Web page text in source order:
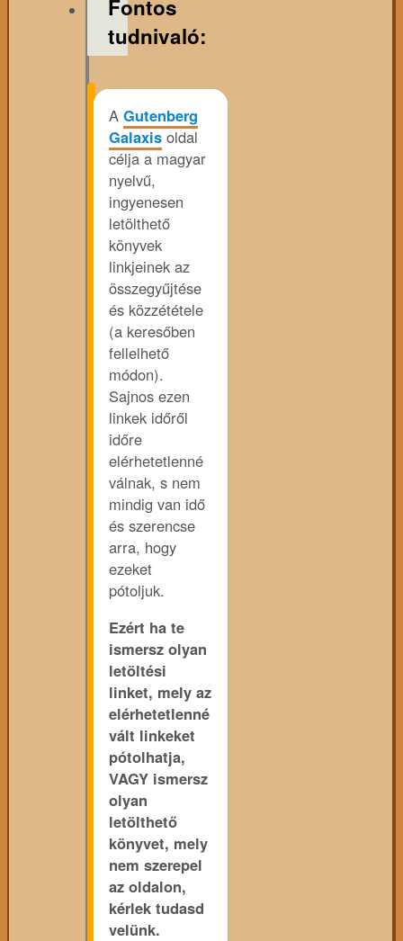
Fontos
tudnivaló:
A Gutenberg
Galaxis oldal
célja a magyar
nyelvű,
ingyenesen
letölthető
könyvek
linkjeinek az
összegyűjtése
és közzététele
(a keresőben
fellelhető
módon).
Sajnos ezen
linkek időről
időre
elérhetetlenné
válnak, s nem
mindig van idő
és szerencse
arra, hogy
ezeket
pótoljuk.
Ezért ha te
ismersz olyan
letöltési
linket, mely az
elérhetetlenné
vált linkeket
pótolhatja,
VAGY ismersz
olyan
letölthető
könyvet, mely
nem szerepel
az oldalon,
kérlek tudasd
velünk.